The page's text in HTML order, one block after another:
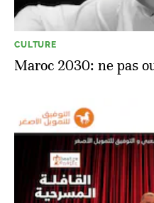
CULTURE
Maroc 2030: ne pas